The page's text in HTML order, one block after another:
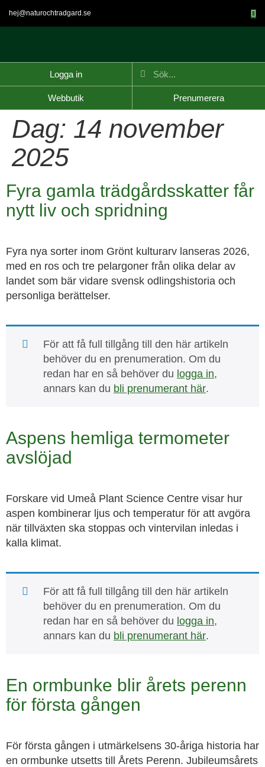
hej@naturochtradgard.se
Logga in
Webbutik Prenumerera
Dag: 14 november
2025
Fyra gamla trädgårdsskatter får
nytt liv och spridning
Fyra nya sorter inom Grönt kulturarv lanseras 2026,
med en ros och tre pelargoner från olika delar av
landet som bär vidare svensk odlingshistoria och
personliga berättelser.
För att få full tillgång till den här artikeln
behöver du en prenumeration. Om du
redan har en så behöver du logga in,
annars kan du bli prenumerant här.
Aspens hemliga termometer
avslöjad
Forskare vid Umeå Plant Science Centre visar hur
aspen kombinerar ljus och temperatur för att avgöra
när tillväxten ska stoppas och vintervilan inledas i
kalla klimat.
För att få full tillgång till den här artikeln
behöver du en prenumeration. Om du
redan har en så behöver du logga in,
annars kan du bli prenumerant här.
En ormbunke blir årets perenn
för första gången
För första gången i utmärkelsens 30-åriga historia har
en ormbunke utsetts till Årets Perenn. Jubileumsårets